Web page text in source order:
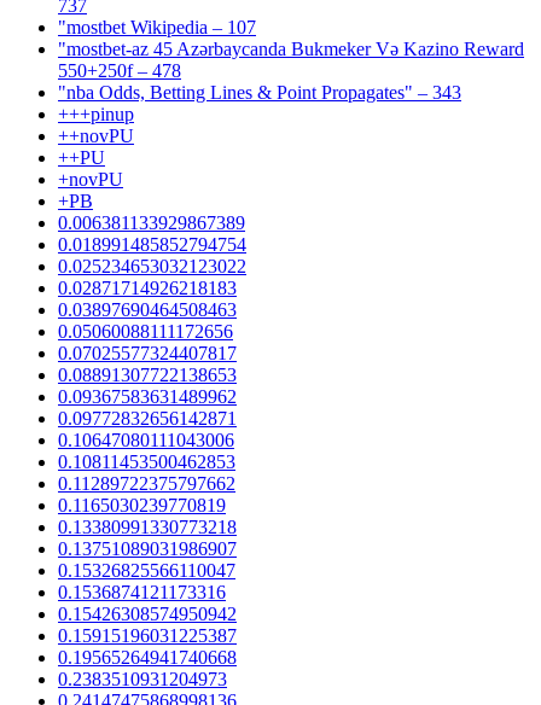
737
"mostbet Wikipedia – 107
"mostbet-az 45 Azərbaycanda Bukmeker Və Kazino Reward
550+250f – 478
"nba Odds, Betting Lines & Point Propagates" – 343
+++pinup
++novPU
++PU
+novPU
+PB
0.006381133929867389
0.018991485852794754
0.025234653032123022
0.02871714926218183
0.03897690464508463
0.05060088111172656
0.07025577324407817
0.08891307722138653
0.09367583631489962
0.09772832656142871
0.10647080111043006
0.10811453500462853
0.11289722375797662
0.1165030239770819
0.13380991330773218
0.13751089031986907
0.15326825566110047
0.1536874121173316
0.15426308574950942
0.15915196031225387
0.19565264941740668
0.2383510931204973